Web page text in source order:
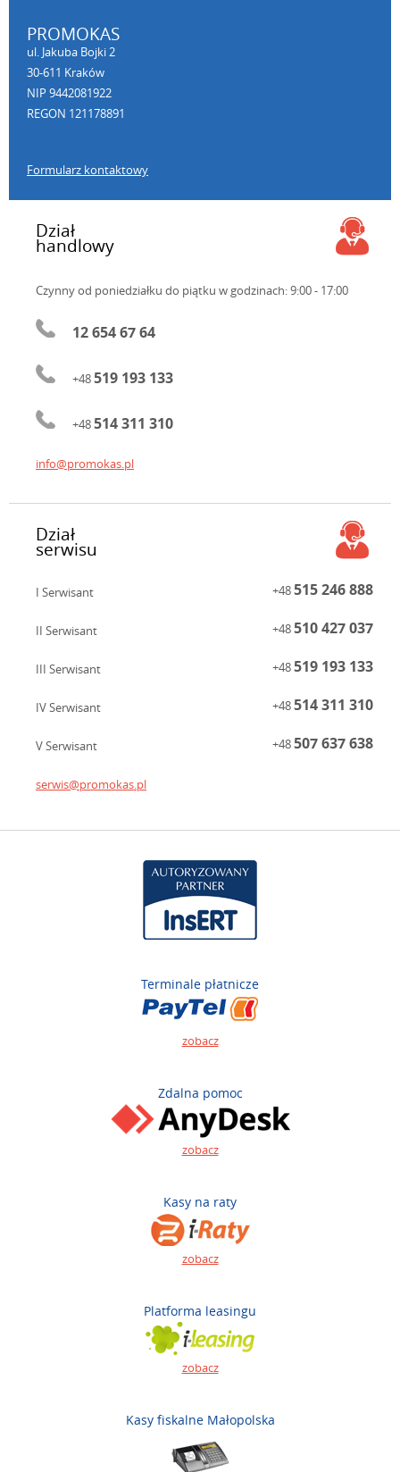
PROMOKAS
ul. Jakuba Bojki 2
30-611 Kraków
NIP 9442081922
REGON 121178891
Formularz kontaktowy
Dział
handlowy
Czynny od poniedziałku do piątku w godzinach: 9:00 - 17:00
12 654 67 64
+48519 193 133
+48514 311 310
info@promokas.pl
Dział
serwisu
I Serwisant +48515 246 888
II Serwisant +48510 427 037
III Serwisant +48519 193 133
IV Serwisant +48514 311 310
V Serwisant +48507 637 638
serwis@promokas.pl
Terminale płatnicze
zobacz
Zdalna pomoc
zobacz
Kasy na raty
zobacz
Platforma leasingu
zobacz
Kasy fiskalne Małopolska